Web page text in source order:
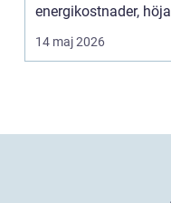
energikostnader, höja
komforten och ge...
14 maj 2026